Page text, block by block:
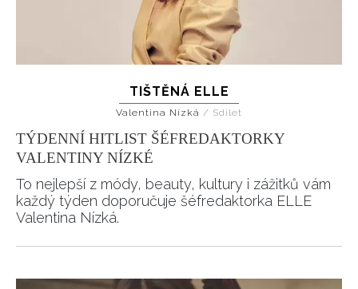
TIŠTĚNÁ ELLE
Valentina Nízká / Sdílet
TÝDENNÍ HITLIST ŠÉFREDAKTORKY
VALENTINY NÍZKÉ
To nejlepší z módy, beauty, kultury i zážitků vám
každý týden doporučuje šéfredaktorka ELLE
Valentina Nízká.